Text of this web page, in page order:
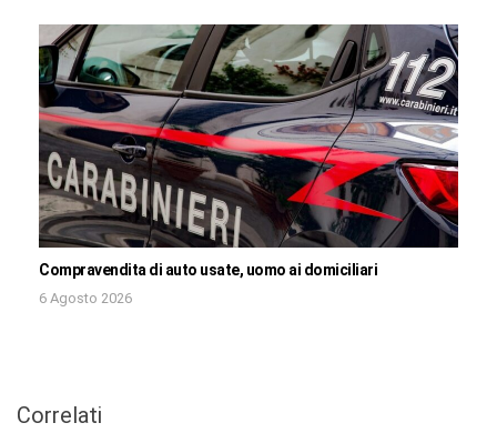
Compravendita di auto usate, uomo ai domiciliari
6 Agosto 2026
Correlati